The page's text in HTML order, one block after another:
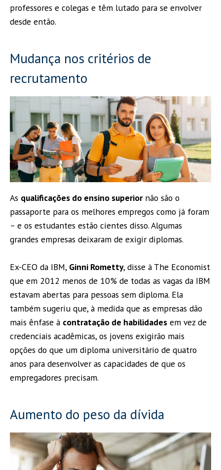
professores e colegas e têm lutado para se envolver
desde então.
Mudança nos critérios de
recrutamento
As qualificações do ensino superiornão são o
passaporte para os melhores empregos como já foram
– e os estudantes estão cientes disso. Algumas
grandes empresas deixaram de exigir diplomas.
Ex-CEO da IBM, Ginni Rometty, disse à The Economist
que em 2012 menos de 10% de todas as vagas da IBM
estavam abertas para pessoas sem diploma. Ela
também sugeriu que, à medida que as empresas dão
mais ênfase à contratação de habilidades em vez de
credenciais acadêmicas, os jovens exigirão mais
opções do que um diploma universitário de quatro
anos para desenvolver as capacidades de que os
empregadores precisam.
Aumento do peso da dívida